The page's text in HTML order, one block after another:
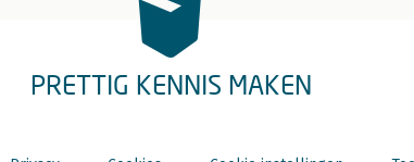
PRETTIG KENNIS MAKEN